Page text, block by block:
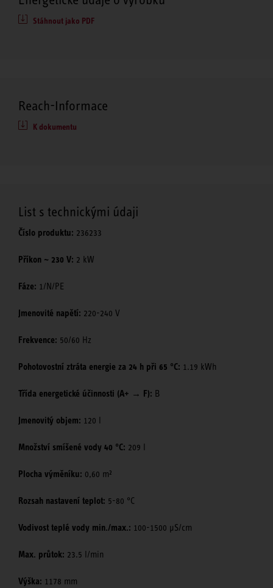
Stáhnout jako PDF
Reach-Informace
K dokumentu
List s technickými údaji
Číslo produktu: 236233
Příkon ~ 230 V: 2 kW
Fáze: 1/N/PE
Jmenovité napětí: 220-240 V
Frekvence: 50/60 Hz
Pohotovostní ztráta energie za 24 h při 65 °C: 1.19 kWh
Třída energetické účinnosti (A+ → F): B
Jmenovitý objem: 120 l
Množství smíšené vody 40 °C: 209 l
Plocha výměníku: 0,60 m²
Rozsah nastavení teplot: 5-80 °C
Vodivost teplé vody min./max.: 100-1500 μS/cm
Max. průtok: 23.5 l/min
Výška: 1178 mm